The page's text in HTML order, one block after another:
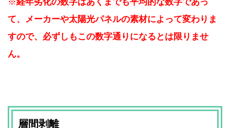
て、メーカーや太陽光パネルの素材によって変わりま
すので、必ずしもこの数字通りになるとは限りませ
ん。
層間剥離